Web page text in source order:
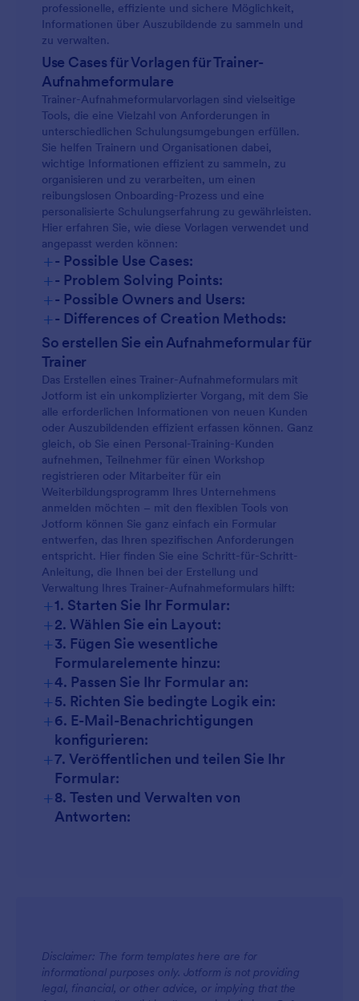
professionelle, effiziente und sichere Möglichkeit,
Informationen über Auszubildende zu sammeln und
zu verwalten.
Use Cases für Vorlagen für Trainer-
Aufnahmeformulare
Trainer-Aufnahmeformularvorlagen sind vielseitige
Tools, die eine Vielzahl von Anforderungen in
unterschiedlichen Schulungsumgebungen erfüllen.
Sie helfen Trainern und Organisationen dabei,
wichtige Informationen effizient zu sammeln, zu
organisieren und zu verarbeiten, um einen
reibungslosen Onboarding-Prozess und eine
personalisierte Schulungserfahrung zu gewährleisten.
Hier erfahren Sie, wie diese Vorlagen verwendet und
angepasst werden können:
+- Possible Use Cases:
+- Problem Solving Points:
+- Possible Owners and Users:
+- Differences of Creation Methods:
So erstellen Sie ein Aufnahmeformular für
Trainer
Das Erstellen eines Trainer-Aufnahmeformulars mit
Jotform ist ein unkomplizierter Vorgang, mit dem Sie
alle erforderlichen Informationen von neuen Kunden
oder Auszubildenden effizient erfassen können. Ganz
gleich, ob Sie einen Personal-Training-Kunden
aufnehmen, Teilnehmer für einen Workshop
registrieren oder Mitarbeiter für ein
Weiterbildungsprogramm Ihres Unternehmens
anmelden möchten – mit den flexiblen Tools von
Jotform können Sie ganz einfach ein Formular
entwerfen, das Ihren spezifischen Anforderungen
entspricht. Hier finden Sie eine Schritt-für-Schritt-
Anleitung, die Ihnen bei der Erstellung und
Verwaltung Ihres Trainer-Aufnahmeformulars hilft:
+1. Starten Sie Ihr Formular:
+2. Wählen Sie ein Layout:
+3. Fügen Sie wesentliche
Formularelemente hinzu:
+4. Passen Sie Ihr Formular an:
+5. Richten Sie bedingte Logik ein:
+6. E-Mail-Benachrichtigungen
konfigurieren:
+7. Veröffentlichen und teilen Sie Ihr
Formular:
+8. Testen und Verwalten von
Antworten:
Disclaimer: The form templates here are for
informational purposes only. Jotform is not providing
legal, financial, or other advice, or implying that the